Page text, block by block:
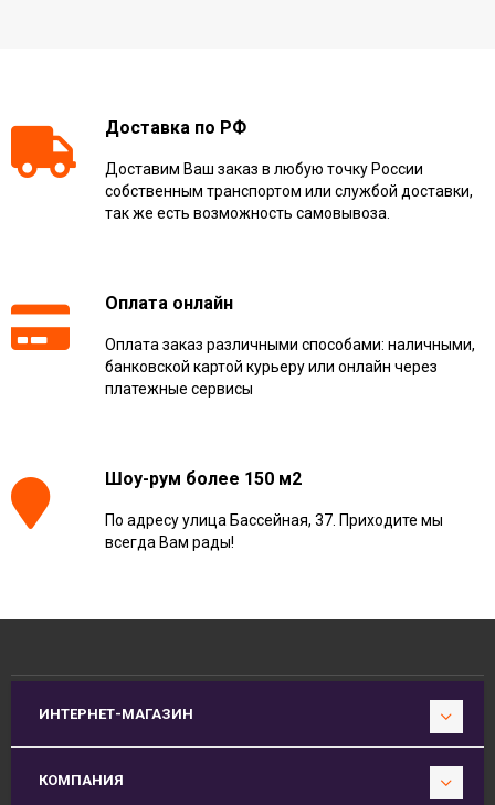
Доставка по РФ
Доставим Ваш заказ в любую точку России
собственным транспортом или службой доставки,
так же есть возможность самовывоза.
Оплата онлайн
Оплата заказ различными способами: наличными,
банковской картой курьеру или онлайн через
платежные сервисы
Шоу-рум более 150 м2
По адресу улица Бассейная, 37. Приходите мы
всегда Вам рады!
ИНТЕРНЕТ-МАГАЗИН
КОМПАНИЯ